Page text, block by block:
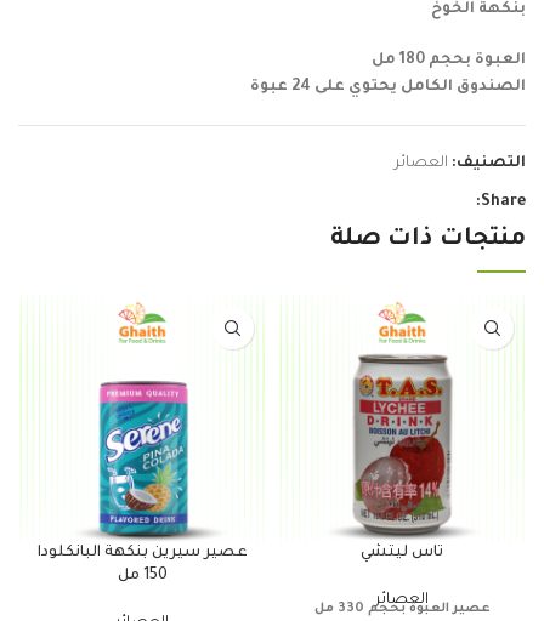
بنكهة الخوخ
العبوة بحجم 180 مل
الصندوق الكامل يحتوي على 24 عبوة
التصنيف: العصائر
Share:
منتجات ذات صلة
تاس ليتشي
العصائر عصير العبوة بحجم 330 مل
عصير سيرين بنكهة البانكلودا
150 مل